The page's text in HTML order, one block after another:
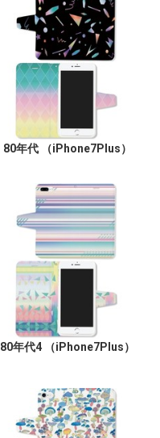
80年代 （iPhone7Plus）
80年代4 （iPhone7Plus）